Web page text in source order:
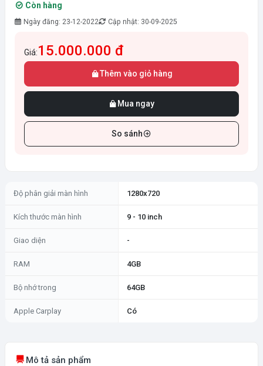
Còn hàng
Ngày đăng: 23-12-2022 Cập nhật: 30-09-2025
Giá:15.000.000 đ
Thêm vào giỏ hàng
Mua ngay
So sánh
Độ phân giải màn hình 1280x720
Kích thước màn hình 9 - 10 inch
Giao diện -
RAM 4GB
Bộ nhớ trong 64GB
Apple Carplay Có
Mô tả sản phẩm